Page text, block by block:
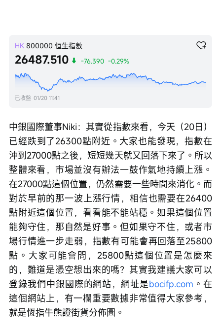
HK 800000 恒生指數
26487.510 -76.390 -0.29%
已收盤 01/20 11:41
中銀國際董事Niki：其實從指數來看，今天（20日）
已經跌到了26300點附近。大家也能發現，指數在
沖到27000點之後，短短幾天就又回落下來了。所以
整體來看，市場並沒有辦法一鼓作氣地持續上漲。
在27000點這個位置，仍然需要一些時間來消化。而
對於早前的那一波上漲行情，相信也需要在26400
點附近這個位置，看看能不能站穩。如果這個位置
能夠守住，那自然是好事。但如果守不住，或者市
場行情進一步走弱，指數有可能會再回落至25800
點。大家可能會問，25800點這個位置是怎麼來
的，難道是憑空想出來的嗎？其實我建議大家可以
登錄我們中銀國際的網站，網址是bocifp.com 。在
這個網站上，有一欄重要數據非常值得大家參考，
就是恆指牛熊證街貨分佈圖。